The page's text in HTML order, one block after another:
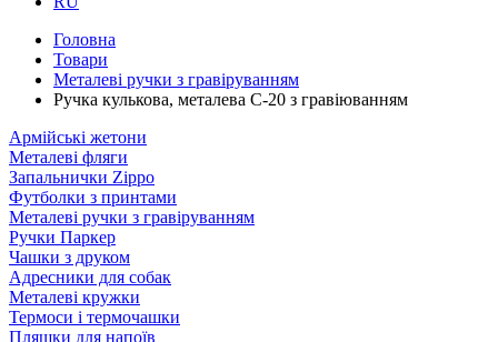
Головна
Товари
Металеві ручки з гравіруванням
Ручка кулькова, металева C-20 з гравіюванням
Армійські жетони
Металеві фляги
Запальнички Zippo
Футболки з принтами
Металеві ручки з гравіруванням
Ручки Паркер
Чашки з друком
Адресники для собак
Металеві кружки
Термоси і термочашки
Пляшки для напоїв